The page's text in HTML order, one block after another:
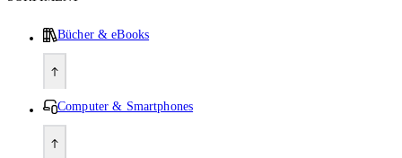
Bücher & eBooks
Computer & Smartphones